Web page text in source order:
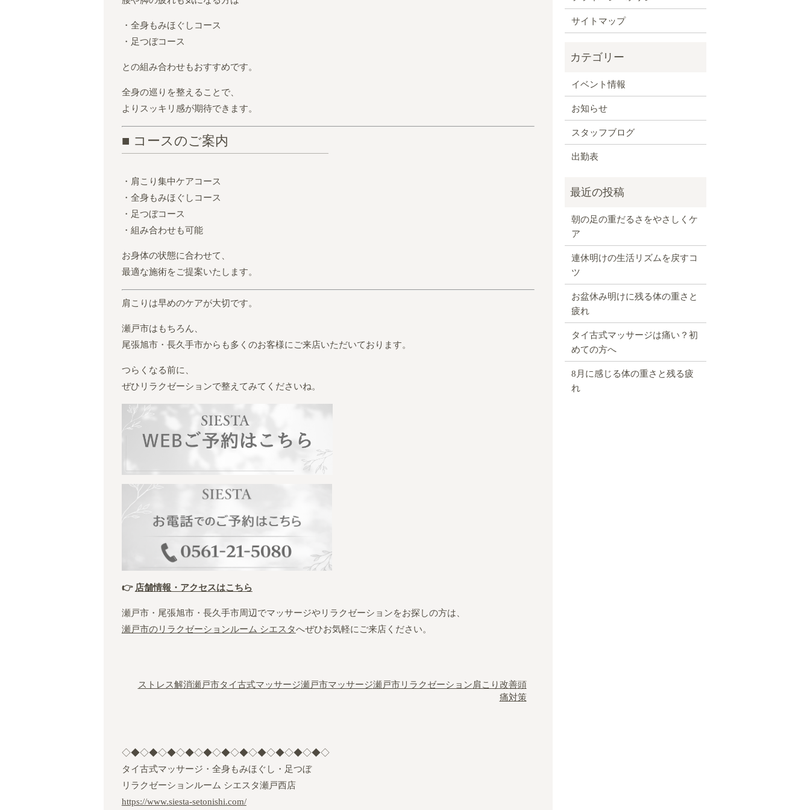
・全身もみほぐしコース
・足つぼコース
との組み合わせもおすすめです。
全身の巡りを整えることで、
よりスッキリ感が期待できます。
■ コースのご案内
・肩こり集中ケアコース
・全身もみほぐしコース
・足つぼコース
・組み合わせも可能
お身体の状態に合わせて、
最適な施術をご提案いたします。
肩こりは早めのケアが大切です。
瀬戸市はもちろん、
尾張旭市・長久手市からも多くのお客様にご来店いただいております。
つらくなる前に、
ぜひリラクゼーションで整えてみてくださいね。
👉 店舗情報・アクセスはこちら
瀬戸市・尾張旭市・長久手市周辺でマッサージやリラクゼーションをお探しの方は、
瀬戸市のリラクゼーションルーム シエスタへぜひお気軽にご来店ください。
ストレス解消瀬戸市タイ古式マッサージ瀬戸市マッサージ瀬戸市リラクゼーション肩こり改善頭
痛対策
◇◆◇◆◇◆◇◆◇◆◇◆◇◆◇◆◇◆◇◆◇◆◇
タイ古式マッサージ・全身もみほぐし・足つぼ
リラクゼーションルーム シエスタ瀬戸西店
https://www.siesta-setonishi.com/
サイトマップ
イベント情報
お知らせ
スタッフブログ
出勤表
朝の足の重だるさをやさしくケ
ア
連休明けの生活リズムを戻すコ
ツ
お盆休み明けに残る体の重さと
疲れ
タイ古式マッサージは痛い？初
めての方へ
8月に感じる体の重さと残る疲
れ